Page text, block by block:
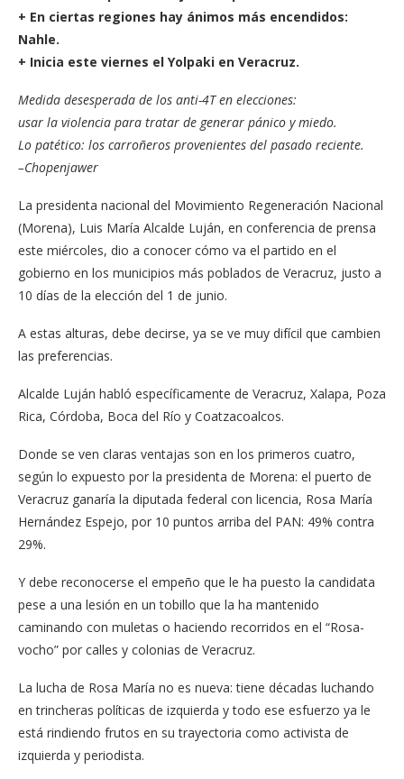
+ En ciertas regiones hay ánimos más encendidos:
Nahle.
+ Inicia este viernes el Yolpaki en Veracruz.
Medida desesperada de los anti-4T en elecciones:
usar la violencia para tratar de generar pánico y miedo.
Lo patético: los carroñeros provenientes del pasado reciente.
–Chopenjawer
La presidenta nacional del Movimiento Regeneración Nacional
(Morena), Luis María Alcalde Luján, en conferencia de prensa
este miércoles, dio a conocer cómo va el partido en el
gobierno en los municipios más poblados de Veracruz, justo a
10 días de la elección del 1 de junio.
A estas alturas, debe decirse, ya se ve muy difícil que cambien
las preferencias.
Alcalde Luján habló específicamente de Veracruz, Xalapa, Poza
Rica, Córdoba, Boca del Río y Coatzacoalcos.
Donde se ven claras ventajas son en los primeros cuatro,
según lo expuesto por la presidenta de Morena: el puerto de
Veracruz ganaría la diputada federal con licencia, Rosa María
Hernández Espejo, por 10 puntos arriba del PAN: 49% contra
29%.
Y debe reconocerse el empeño que le ha puesto la candidata
pese a una lesión en un tobillo que la ha mantenido
caminando con muletas o haciendo recorridos en el “Rosa-
vocho” por calles y colonias de Veracruz.
La lucha de Rosa María no es nueva: tiene décadas luchando
en trincheras políticas de izquierda y todo ese esfuerzo ya le
está rindiendo frutos en su trayectoria como activista de
izquierda y periodista.